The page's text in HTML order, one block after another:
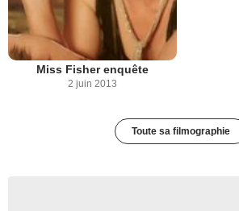
Miss Fisher enquête
2 juin 2013
Toute sa filmographie